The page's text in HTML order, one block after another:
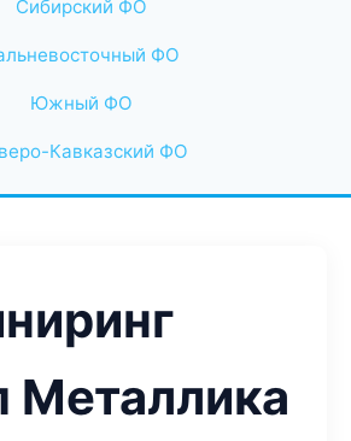
Сибирский ФО
ФО
Южный ФО
Кавказский ФО
Металлика